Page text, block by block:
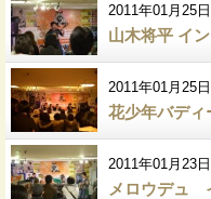
2011年01月25日
山木将平 イ
2011年01月25日
花少年バディ
2011年01月23日
メロウデュ